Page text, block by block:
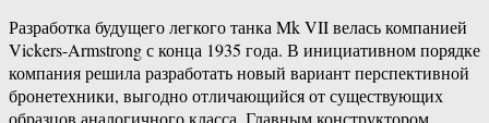
Разработка будущего легкого танка Mk VII велась компанией
Vickers-Armstrong с конца 1935 года. В инициативном порядке
компания решила разработать новый вариант перспективной
бронетехники, выгодно отличающийся от существующих